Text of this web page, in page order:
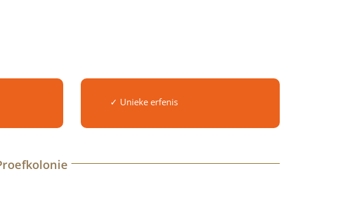
✓ Unieke erfenis